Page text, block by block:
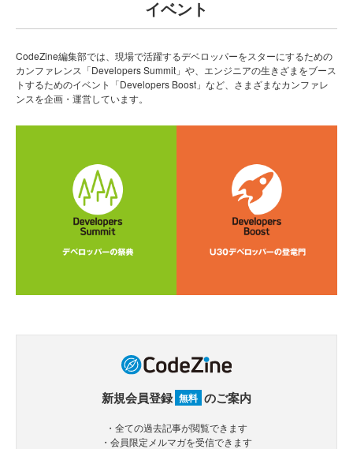
イベント
CodeZine編集部では、現場で活躍するデベロッパーをスターにするための
カンファレンス「Developers Summit」や、エンジニアの生きざまをブース
トするためのイベント「Developers Boost」など、さまざまなカンファレ
ンスを企画・運営しています。
新規会員登録 無料 のご案内
・全ての過去記事が閲覧できます
・会員限定メルマガを受信できます